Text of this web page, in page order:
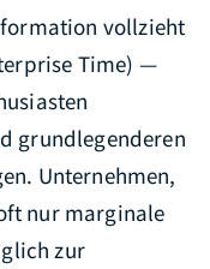
vollzieht
Time) —
grundlegenderen
Unternehmen,
nur marginale
zur